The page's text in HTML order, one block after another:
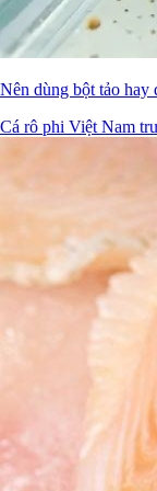
Nên dùng bột tảo hay
Cá rô phi Việt Nam